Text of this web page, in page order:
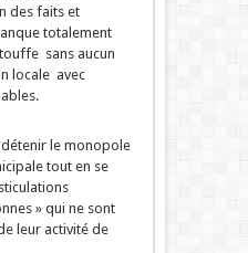
des faits et
totalement
sans aucun
locale avec
détenir le monopole
tout en se
» qui ne sont
leur activité de